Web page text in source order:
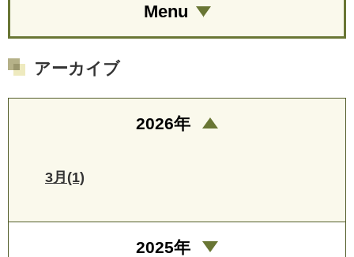
Menu
アーカイブ
2026年
3月(1)
2025年